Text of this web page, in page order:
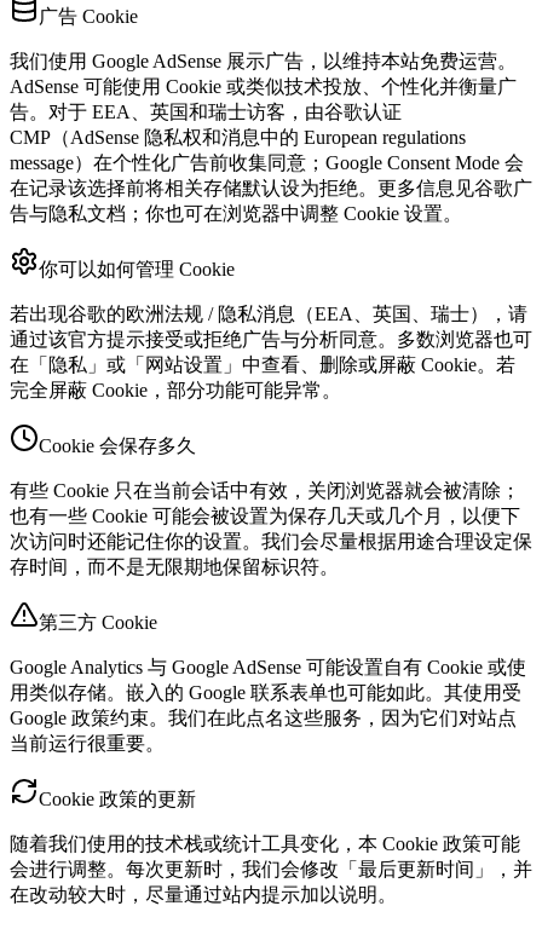
广告 Cookie
我们使用 Google AdSense 展示广告，以维持本站免费运营。
AdSense 可能使用 Cookie 或类似技术投放、个性化并衡量广
告。对于 EEA、英国和瑞士访客，由谷歌认证
CMP（AdSense 隐私权和消息中的 European regulations
message）在个性化广告前收集同意；Google Consent Mode 会
在记录该选择前将相关存储默认设为拒绝。更多信息见谷歌广
告与隐私文档；你也可在浏览器中调整 Cookie 设置。
你可以如何管理 Cookie
若出现谷歌的欧洲法规 / 隐私消息（EEA、英国、瑞士），请
通过该官方提示接受或拒绝广告与分析同意。多数浏览器也可
在「隐私」或「网站设置」中查看、删除或屏蔽 Cookie。若
完全屏蔽 Cookie，部分功能可能异常。
Cookie 会保存多久
有些 Cookie 只在当前会话中有效，关闭浏览器就会被清除；
也有一些 Cookie 可能会被设置为保存几天或几个月，以便下
次访问时还能记住你的设置。我们会尽量根据用途合理设定保
存时间，而不是无限期地保留标识符。
第三方 Cookie
Google Analytics 与 Google AdSense 可能设置自有 Cookie 或使
用类似存储。嵌入的 Google 联系表单也可能如此。其使用受
Google 政策约束。我们在此点名这些服务，因为它们对站点
当前运行很重要。
Cookie 政策的更新
随着我们使用的技术栈或统计工具变化，本 Cookie 政策可能
会进行调整。每次更新时，我们会修改「最后更新时间」，并
在改动较大时，尽量通过站内提示加以说明。